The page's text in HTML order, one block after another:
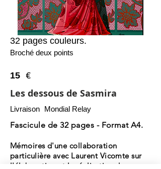
32 pages couleurs.
Broché deux points
15 €
Les dessous de Sasmira
Livraison Mondial Relay
Fascicule de 32 pages - Format A4.
Mémoires d'une collaboration
particulière avec Laurent Vicomte sur
l'élaboration et la réalisation de